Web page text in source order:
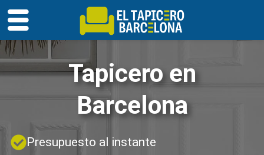
Tapicero en
Barcelona
Presupuesto al instante